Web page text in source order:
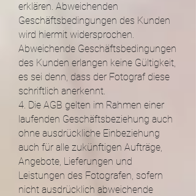
erklären. Abweichenden
Geschäftsbedingungen des Kunden
wird hiermit widersprochen.
Abweichende Geschäftsbedingungen
des Kunden erlangen keine Gültigkeit,
es sei denn, dass der Fotograf diese
schriftlich anerkennt.
4. Die AGB gelten im Rahmen einer
laufenden Geschäftsbeziehung auch
ohne ausdrückliche Einbeziehung
auch für alle zukünftigen Aufträge,
Angebote, Lieferungen und
Leistungen des Fotografen, sofern
nicht ausdrücklich abweichende